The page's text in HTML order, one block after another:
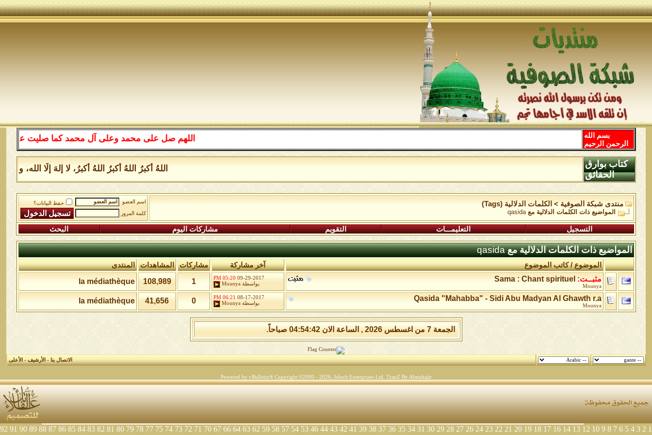
اللهم صل على محمد وعلى آل محمد كما صليت على
بسم الله
الرحمن الرحيم
اللهُ أكبرُ اللهُ أكبرُ اللهُ أكبرُ، لا إلهَ إلَّا الله،
كتاب بوارق
الحقائق
منتدى شبكة الصوفية > الكلمات الدلالية (Tags)
المواضيع ذات الكلمات الدلالية معqasida
اسم العضو
حفظ البيانات؟
كلمة المرور
التسجيل التعليمـــات التقويم مشاركات اليوم البحث
المواضيع ذات الكلمات الدلالية معqasida
الموضوع / كاتب الموضوع آخر مشاركة مشاركات المشاهدات المنتدى
مثبــت: Sama : Chant spirituel
Mounya
09-29-2017
05:20 PM
بواسطة Mounya
1
108,989
la médiathèque
Qasida "Mahabba" - Sidi Abu Madyan Al Ghawth r.a
Mounya
08-17-2017
06:21 PM
بواسطةMounya
0
41,656
la médiathèque
الجمعة 7 من اغسطس 2026 , الساعة الان 04:54:42 صباحاً.
الاتصال بنا-الأرشيف-الأعلى
Powered by vBulletin® Copyright ©2000 - 2026, Jelsoft Enterprises Ltd. TranZ By Almuhajir
1
2
3
4
5
6
7
8
9
10
12
13
14
16
17
18
19
20
21
22
23
24
26
27
28
29
30
31
34
35
36
37
38
39
41
42
43
44
46
53
54
57
58
59
62
63
64
66
67
70
71
72
73
74
75
77
78
79
80
81
82
83
84
85
86
87
88
89
90
91
92